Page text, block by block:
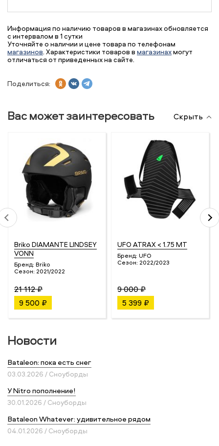
Информация по наличию товаров в магазинах обновляется
с интервалом в 1 сутки
Уточняйте о наличии и цене товара по телефонам
магазинов. Характеристики товаров в магазинахмогут
отличаться от приведенных на сайте.
Поделиться:
Вас может заинтересовать Скрыть
Briko DIAMANTE LINDSEY
VONN
Бренд: Briko
Сезон: 2021/2022
21 112 ₽
9 500 ₽
UFO ATRAX < 1.75 MT
Бренд: UFO
Сезон: 2022/2023
9 000 ₽
5 399 ₽
Новости
Bataleon: пока есть снег
03.03.2026 / Сноуборды
У Nitro пополнение!
30.01.2026 / Сноуборды
Bataleon Whatever: удивительное рядом
04.01.2026 / Сноуборды